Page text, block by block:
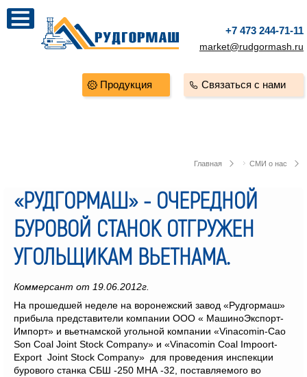
+7 473 244-71-11
market@rudgormash.ru
Связаться с нами
Продукция
Главная СМИ о нас
«РУДГОРМАШ» - ОЧЕРЕДНОЙ
БУРОВОЙ СТАНОК ОТГРУЖЕН
УГОЛЬЩИКАМ ВЬЕТНАМА.
Коммерсант от 19.06.2012г.
На прошедшей неделе на воронежский завод «Рудгормаш»
прибыла представители компании ООО « МашиноЭкспорт-
Импорт» и вьетнамской угольной компании «Vinacomin-Cao
Son Coal Joint Stock Company» и «Vinacomin Coal Impoort-
Export Joint Stock Company» для проведения инспекции
бурового станка СБШ -250 МНА -32, поставляемого во